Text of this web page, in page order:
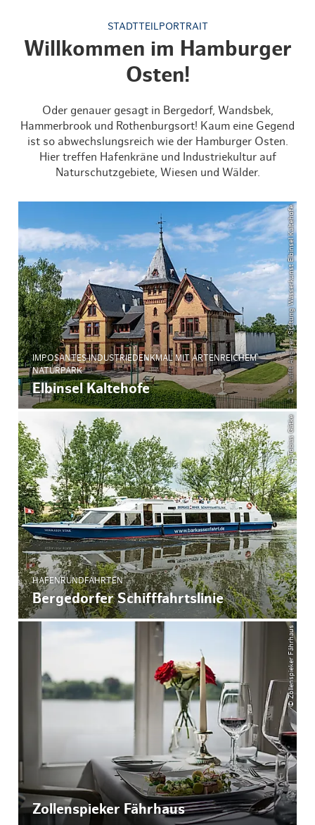
STADTTEILPORTRAIT
Willkommen im Hamburger
Osten!
Oder genauer gesagt in Bergedorf, Wandsbek,
Hammerbrook und Rothenburgsort! Kaum eine Gegend
ist so abwechslungsreich wie der Hamburger Osten.
Hier treffen Hafenkräne und Industriekultur auf
Naturschutzgebiete, Wiesen und Wälder.
© Krafft Angerer/Stiftung Wasserkunst Elbinsel Kaltehofe
IMPOSANTES INDUSTRIEDENKMAL MIT ARTENREICHEM
NATURPARK
Elbinsel Kaltehofe
© Tobias Gätke
HAFENRUNDFAHRTEN
Bergedorfer Schifffahrtslinie
© Zollenspieker Fährhaus
Zollenspieker Fährhaus